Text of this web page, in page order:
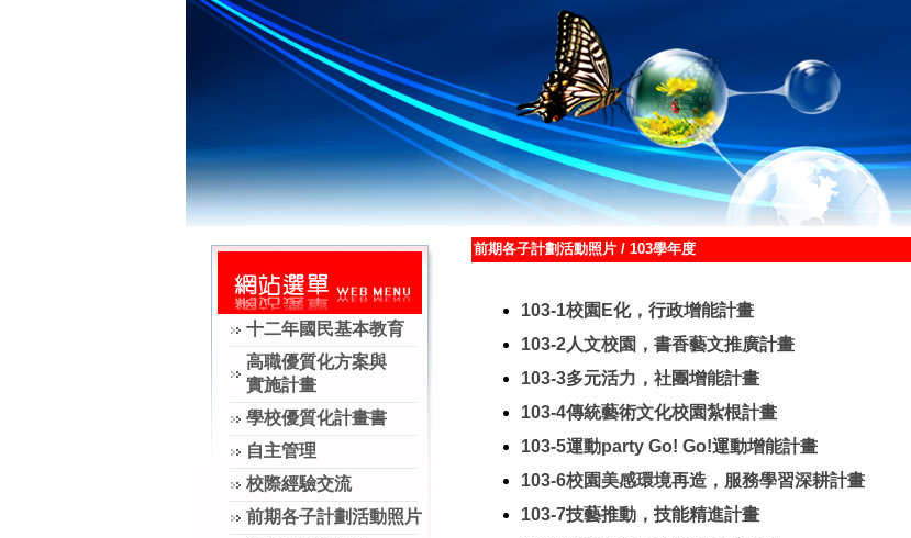
十二年國民基本教育
高職優質化方案與
實施計畫
學校優質化計畫書
自主管理
校際經驗交流
前期各子計劃活動照片
前期各子計劃活動照片/ 103學年度
103-1校園E化，行政增能計畫
103-2人文校園，書香藝文推廣計畫
103-3多元活力，社團增能計畫
103-4傳統藝術文化校園紮根計畫
103-5運動party Go! Go!運動增能計畫
103-6校園美感環境再造，服務學習深耕計畫
103-7技藝推動，技能精進計畫